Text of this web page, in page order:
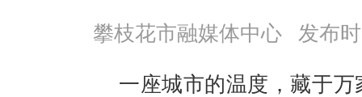
攀枝花市融媒体中心 发布
一座城市的温度，藏于